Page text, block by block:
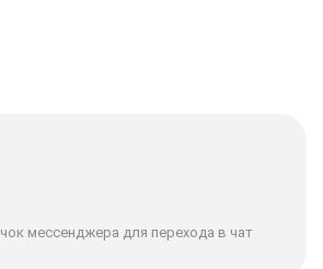
мессенджера для перехода в чат